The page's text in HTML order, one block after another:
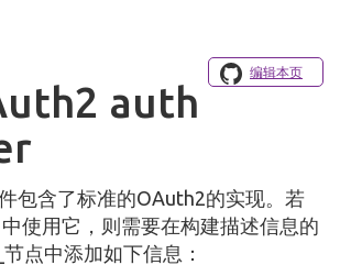
编辑本页
auth
包含了标准的OAuth2的实现。若
使用它，则需要在构建描述信息的
节点中添加如下信息：